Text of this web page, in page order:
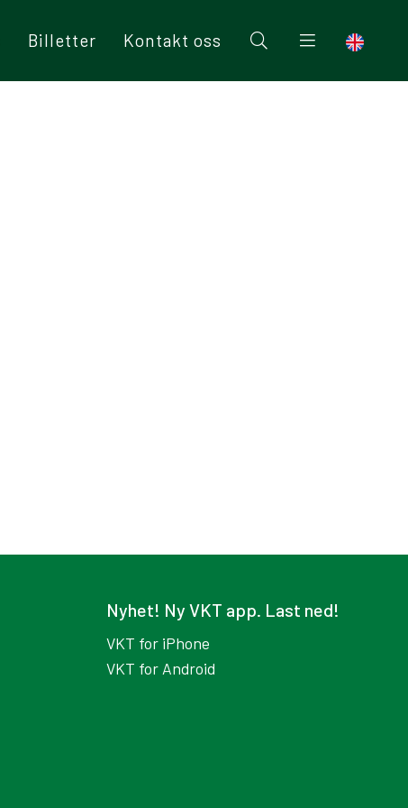
Billetter Kontakt oss
Nyhet! Ny VKT app. Last ned!
VKT for iPhone
VKT for Android